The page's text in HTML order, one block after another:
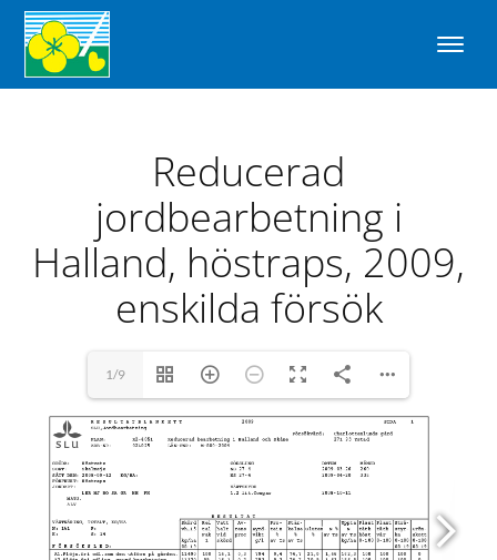
Reducerad
jordbearbetning i
Halland, höstraps, 2009,
enskilda försök
1/9